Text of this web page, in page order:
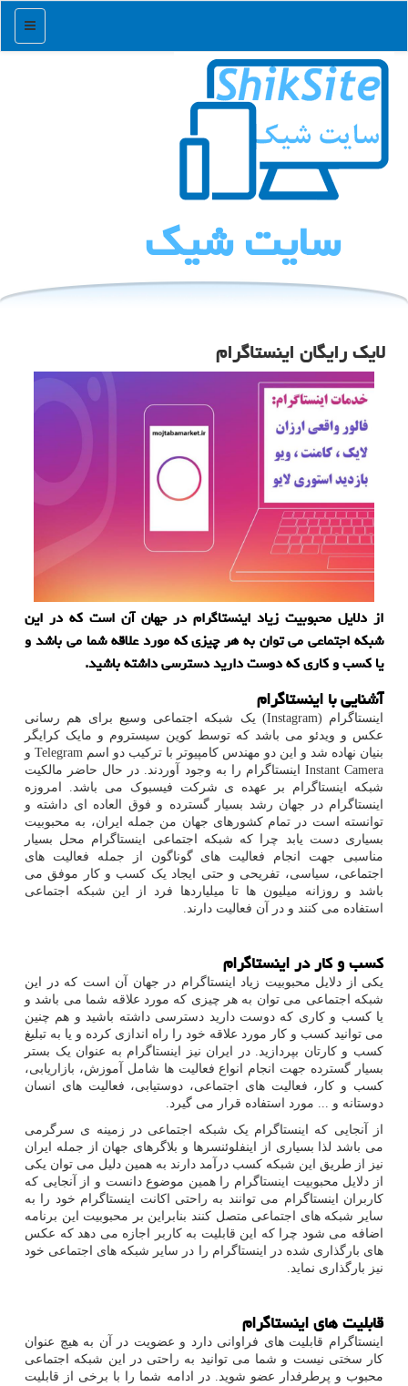
منو
سایت شیك
لایک رایگان اینستاگرام
از دلایل محبوبیت زیاد اینستاگرام در جهان آن است که در این
شبکه اجتماعی می توان به هر چیزی که مورد علاقه شما می باشد و
یا کسب و کاری که دوست دارید دسترسی داشته باشید.
آشنایی با اینستاگرام
اینستاگرام (Instagram) یک شبکه اجتماعی وسیع برای هم رسانی
عکس و ویدئو می باشد که توسط کوین سیستروم و مایک کرایگر
بنیان نهاده شد و این دو مهندس کامپیوتر با ترکیب دو اسم Telegram و
Instant Camera اینستاگرام را به وجود آوردند. در حال حاضر مالکیت
شبکه اینستاگرام بر عهده ی شرکت فیسبوک می باشد. امروزه
اینستاگرام در جهان رشد بسیار گسترده و فوق العاده ای داشته و
توانسته است در تمام کشورهای جهان من جمله ایران، به محبوبیت
بسیاری دست یابد چرا که شبکه اجتماعی اینستاگرام محل بسیار
مناسبی جهت انجام فعالیت های گوناگون از جمله فعالیت های
اجتماعی، سیاسی، تفریحی و حتی ایجاد یک کسب و کار موفق می
باشد و روزانه میلیون ها تا میلیاردها فرد از این شبکه اجتماعی
استفاده می کنند و در آن فعالیت دارند.
کسب و کار در اینستاگرام
یکی از دلایل محبوبیت زیاد اینستاگرام در جهان آن است که در این
شبکه اجتماعی می توان به هر چیزی که مورد علاقه شما می باشد و
یا کسب و کاری که دوست دارید دسترسی داشته باشید و هم چنین
می توانید کسب و کار مورد علاقه خود را راه اندازی کرده و یا به تبلیغ
کسب و کارتان بپردازید. در ایران نیز اینستاگرام به عنوان یک بستر
بسیار گسترده جهت انجام انواع فعالیت ها شامل آموزش، بازاریابی،
کسب و کار، فعالیت های اجتماعی، دوستیابی، فعالیت های انسان
دوستانه و ... مورد استفاده قرار می گیرد.
از آنجایی که اینستاگرام یک شبکه اجتماعی در زمینه ی سرگرمی
می باشد لذا بسیاری از اینفلوئنسرها و بلاگرهای جهان از جمله ایران
نیز از طریق این شبکه کسب درآمد دارند به همین دلیل می توان یکی
از دلایل محبوبیت اینستاگرام را همین موضوع دانست و از آنجایی که
کاربران اینستاگرام می توانند به راحتی اکانت اینستاگرام خود را به
سایر شبکه های اجتماعی متصل کنند بنابراین بر محبوبیت این برنامه
اضافه می شود چرا که این قابلیت به کاربر اجازه می دهد که عکس
های بارگذاری شده در اینستاگرام را در سایر شبکه های اجتماعی خود
نیز بارگذاری نماید.
قابلیت های اینستاگرام
اینستاگرام قابلیت های فراوانی دارد و عضویت در آن به هیچ عنوان
کار سختی نیست و شما می توانید به راحتی در این شبکه اجتماعی
محبوب و پرطرفدار عضو شوید. در ادامه شما را با برخی از قابلیت